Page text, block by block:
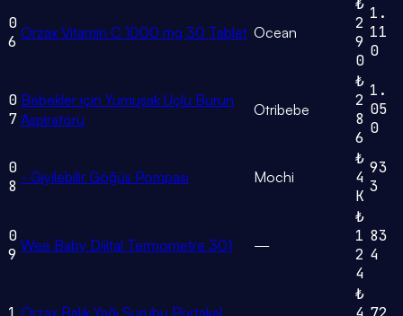
0
6 Orzax Vitamin C 1000 mg 30 Tablet Ocean
₺
2
9
0
1.
11
0
0
7
Bebekler için Yumuşak Uçlu Burun
Aspiratörü
Otribebe
₺
2
8
6
1.
05
0
0
8 - Giyilebilir Göğüs Pompası Mochi
₺
4
K
93
3
0
9 Wee Baby Dijital Termometre 301 —
₺
1
2
4
83
4
₺